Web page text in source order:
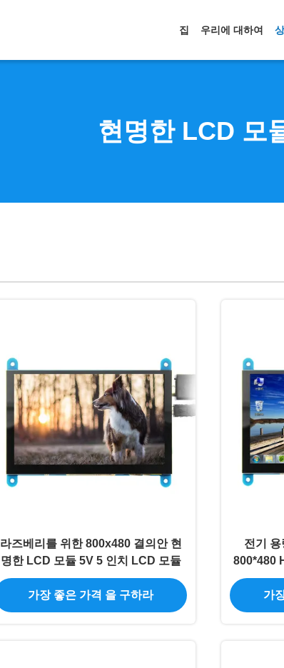
집 우리에 대하여
현명한 LCD 모
라즈베리를 위한 800x480 결의안 현
명한 LCD 모듈 5V 5 인치 LCD 모듈
가장 좋은 가격 을 구하라
전기
800*480
가